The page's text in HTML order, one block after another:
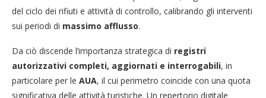
del ciclo dei rifiuti e attività di controllo, calibrando gli interventi
sui periodi di massimo afflusso.
Da ciò discende l’importanza strategica di registri
autorizzativi completi, aggiornati e interrogabili, in
particolare per le AUA, il cui perimetro coincide con una quota
significativa delle attività turistiche. Un repertorio digitale